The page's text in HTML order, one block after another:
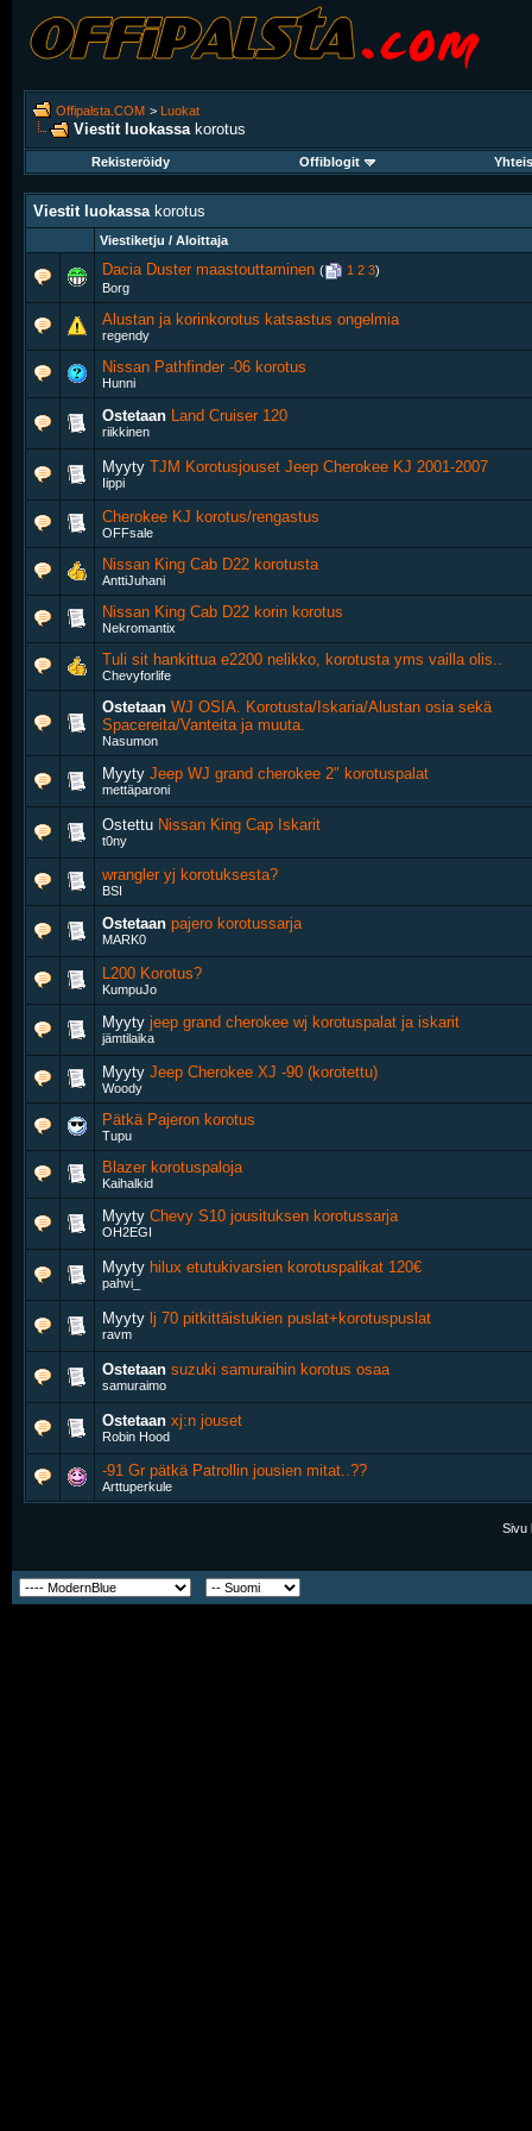
Offipalsta.COM > Luokat
Viestit luokassa korotus
Rekisteröidy Offiblogit
Viestit luokassa korotus
Viestiketju / Aloittaja
Dacia Duster maastouttaminen ( 1 2 3)
Borg
Alustan ja korinkorotus katsastus ongelmia
regendy
Nissan Pathfinder -06 korotus
Hunni
Ostetaan Land Cruiser 120
riikkinen
Myyty TJM Korotusjouset Jeep Cherokee KJ 2001-2007
Iippi
Cherokee KJ korotus/rengastus
OFFsale
Nissan King Cab D22 korotusta
AnttiJuhani
Nissan King Cab D22 korin korotus
Nekromantix
Tuli sit hankittua e2200 nelikko, korotusta yms vailla olis..
Chevyforlife
Ostetaan WJ OSIA. Korotusta/Iskaria/Alustan osia sekä
Spacereita/Vanteita ja muuta.
Nasumon
Myyty Jeep WJ grand cherokee 2" korotuspalat
mettäparoni
Ostettu Nissan King Cap Iskarit
t0ny
wrangler yj korotuksesta?
BSI
Ostetaan pajero korotussarja
MARK0
L200 Korotus?
KumpuJo
Myyty jeep grand cherokee wj korotuspalat ja iskarit
jämtilaika
Myyty Jeep Cherokee XJ -90 (korotettu)
Woody
Pätkä Pajeron korotus
Tupu
Blazer korotuspaloja
Kaihalkid
Myyty Chevy S10 jousituksen korotussarja
OH2EGI
Myyty hilux etutukivarsien korotuspalikat 120€
pahvi_
Myyty lj 70 pitkittäistukien puslat+korotuspuslat
ravm
Ostetaan suzuki samuraihin korotus osaa
samuraimo
Ostetaan xj:n jouset
Robin Hood
-91 Gr pätkä Patrollin jousien mitat..??
Arttuperkule
Sivu